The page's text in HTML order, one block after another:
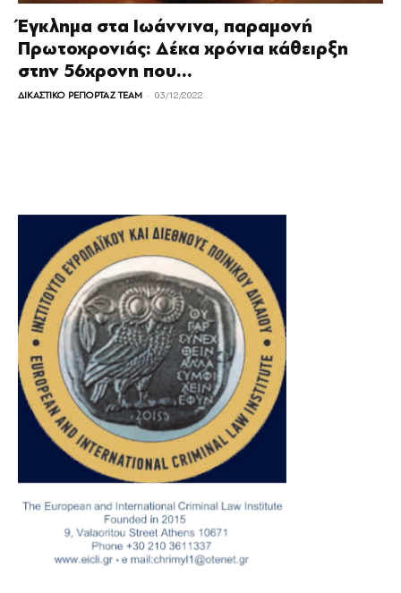
Έγκλημα στα Ιωάννινα, παραμονή
Πρωτοχρονιάς: Δέκα χρόνια κάθειρξη
στην 56χρονη που...
ΔΙΚΑΣΤΙΚΟ ΡΕΠΟΡΤΑΖ TEAM - 03/12/2022